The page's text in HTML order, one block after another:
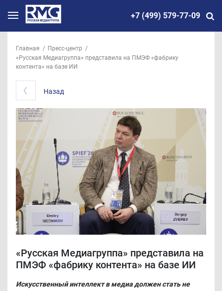
+7 (499) 579-77-09
Главная
Пресс-центр
«Русская Медиагруппа» представила на ПМЭФ «фабрику
контента» на базе ИИ
Назад
«Русская Медиагруппа» представила на
ПМЭФ «фабрику контента» на базе ИИ
Искусственный интеллект в медиа должен стать не